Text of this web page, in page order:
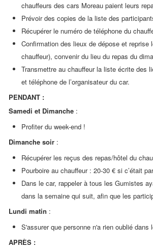
chauffeurs des cars Moreau paient leurs
Prévoir des copies de la liste des
Récupérer le numéro de téléphone du
Confirmation des lieux de dépose et
chauffeur), convenir du lieu du repas du
Transmettre au chauffeur la liste écrite des
et téléphone de l’organisateur du car.
PENDANT :
Samedi et Dimanche :
Profiter du week-end !
Dimanche soir :
Récupérer les reçus des repas/hôtel du
Pourboire au chauffeur : 20-30 € si c’était
Dans le car, rappeler à tous les Gumistes
dans la semaine qui suit, afin que les
Lundi matin :
S'assurer que personne n'a rien oublié dans
APRÈS :